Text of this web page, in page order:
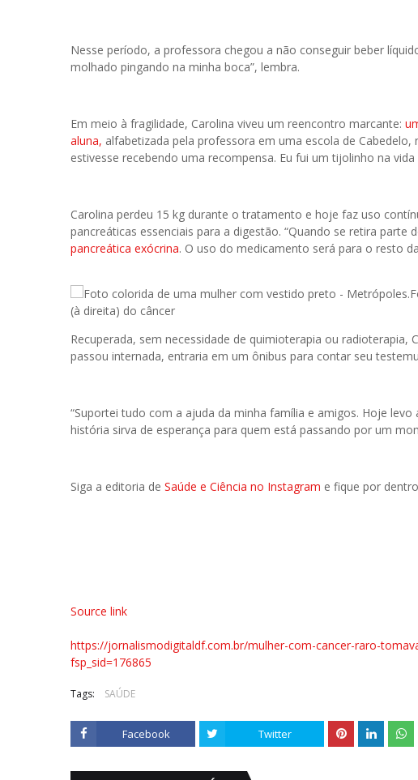
Nesse período, a professora chegou a não conseguir beber
molhado pingando na minha boca”, lembra.
Em meio à fragilidade, Carolina viveu um reencontro marcante:
aluna, alfabetizada pela professora em uma escola de Cabedelo,
estivesse recebendo uma recompensa. Eu fui um tijolinho na vida
Carolina perdeu 15 kg durante o tratamento e hoje faz uso
pancreáticas essenciais para a digestão. “Quando se retira parte
pancreática exócrina. O uso do medicamento será para o resto
(à direita) do câncer
Recuperada, sem necessidade de quimioterapia ou radioterapia,
passou internada, entraria em um ônibus para contar seu
“Suportei tudo com a ajuda da minha família e amigos. Hoje
história sirva de esperança para quem está passando por um
Siga a editoria de Saúde e Ciência no Instagram e fique por
Source link
https://jornalismodigitaldf.com.br/mulher-com-cancer-raro-
fsp_sid=176865
Tags: SAÚDE
Facebook Twitter